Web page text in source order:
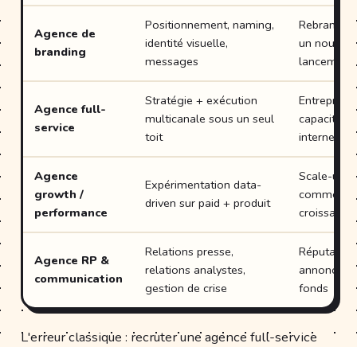
Agence de
branding
Positionnement, naming,
identité visuelle,
messages
un
lancement
Agence full-
service
Stratégie + exécution
multicanale sous un seul
toit
capacité
interne
Agence
growth /
performance
Expérimentation data-
driven sur paid + produit
Scale-ups
croissance
Agence RP &
communication
Relations presse,
relations analystes,
gestion de crise
annonces
fonds
L'erreur classique : recruter une agence full-service